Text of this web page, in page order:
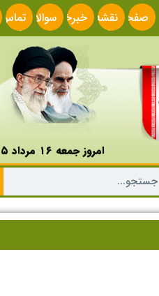
صفحه
اصلی
نقشه
سایت
خبرخوانسوالات
متداول
تماس
با ما
امروز جمعه ۱۶ مرداد ۱۴۰۵